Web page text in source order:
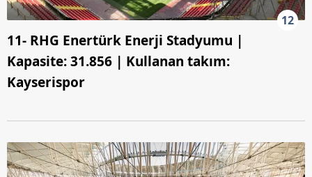
12
11- RHG Enertürk Enerji Stadyumu |
Kapasite: 31.856 | Kullanan takım:
Kayserispor